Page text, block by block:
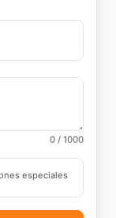
0 / 1000
especiales